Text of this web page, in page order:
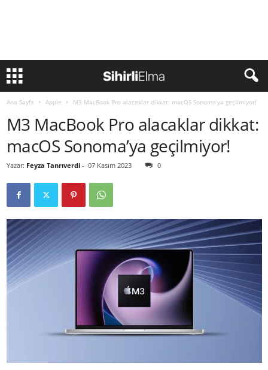
Ana Sayfa Apple M3 MacBook Pro alacaklar dikkat: macOS Sonoma’ya geçilmiyor!
M3 MacBook Pro alacaklar dikkat:
macOS Sonoma’ya geçilmiyor!
Yazar: Feyza Tanrıverdi - 07 Kasım 2023 0